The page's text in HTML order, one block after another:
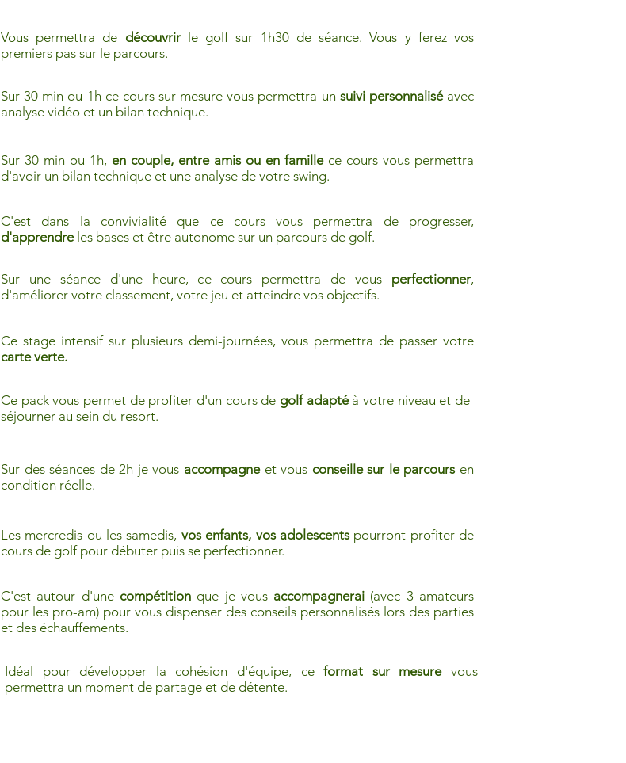
Vous permettra de découvrirle golf sur 1h30 de séance. Vous y ferez vos
premiers pas sur le parcours.
Sur 30 min ou 1h ce cours sur mesure vous permettra un suivi personnaliséavec
analyse vidéo et un bilan technique.
Sur 30 min ou 1h, en couple, entre amis ou en famillece cours vous permettra
d'avoir un bilan technique et une analyse de votre swing.
C'est dans la convivialité que ce cours vous permettra de progresser,
d'apprendreles bases et être autonome sur un parcours de golf.
Sur une séance d'une heure, ce cours permettra de vous perfectionner,
d'améliorer votre classement, votre jeu et atteindre vos objectifs.
Ce stage intensif sur plusieurs demi-journées, vous permettra de passer votre
carte verte.
Ce pack vous permet de profiter d'un cours de golf adaptéà votre niveau et de
séjourner au sein du resort.
Sur des séances de 2h je vous accompagneet vous conseille sur le parcoursen
condition réelle.
Les mercredis ou les samedis, vos enfants, vos adolescentspourront profiter de
cours de golf pour débuter puis se perfectionner.
C'est autour d'une compétitionque je vous accompagnerai (avec 3 amateurs
pour les pro-am) pour vous dispenser des conseils personnalisés lors des parties
et des échauffements.
Idéal pour développer la cohésion d'équipe, ceformat sur mesurevous
permettra un moment de partage et de détente.